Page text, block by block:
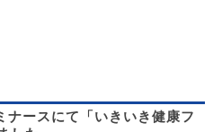
ースにて「いきいき健康フ